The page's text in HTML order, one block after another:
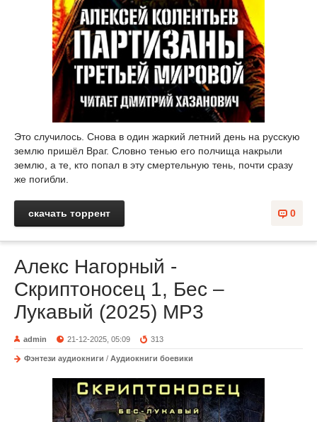
Это случилось. Снова в один жаркий летний день на русскую
землю пришёл Враг. Словно тенью его полчища накрыли
землю, а те, кто попал в эту смертельную тень, почти сразу
же погибли.
0
скачать торрент
Алекс Нагорный -
Скриптоносец 1, Бес –
Лукавый (2025) МР3
admin 21-12-2025, 05:09 313
Фэнтези аудиокниги / Аудиокниги боевики